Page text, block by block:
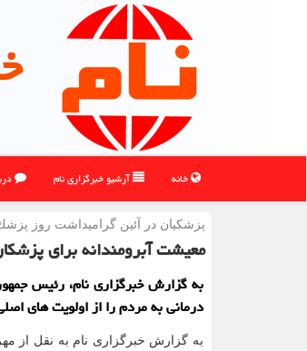
خانه آرشیو خبرگزاری نام
پزشكیان در آئین گرامیداشت روز
معیشت آبرومندانه برای
به گزارش خبرگزاری نام، رئیس
درمانی به مردم را از اولویت های
به گزارش خبرگزاری نام به نقل از